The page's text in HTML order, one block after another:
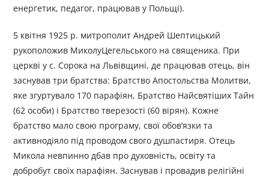
енергетик, педагог, працював у Польщі).
5 квітня 1925 р. митрополит Андрей Шептицький
рукоположив МиколуЦегельського на священика. При
церкві у с. Сорока на Львівщині, де працював отець, він
заснував три братства: Братство Апостольства Молитви,
яке згуртувало 170 парафіян, Братство Найсвятіших Тайн
(62 особи) і Братство тверезості (60 вірян). Кожне
братство мало свою програму, свої обов’язки та
активнодіяло під проводом свого душпастиря. Отець
Микола невпинно дбав про духовність, освіту та
добробут своїх парафіян. Заснував і провадив релігійні